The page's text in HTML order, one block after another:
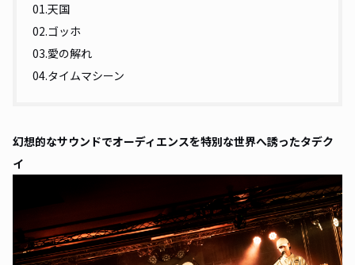
01.天国
02.ゴッホ
03.愛の解れ
04.タイムマシーン
幻想的なサウンドでオーディエンスを特別な世界へ誘ったタデク
イ